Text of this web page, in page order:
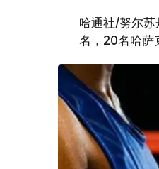
哈通社/努尔
名，20名哈萨